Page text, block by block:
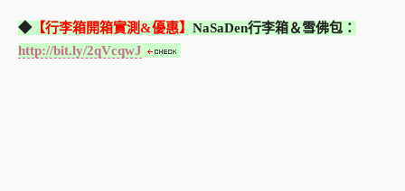
◆【行李箱開箱實測&優惠】 NaSaDen行李箱＆雪佛包 ：
http://bit.ly/2qVcqwJ